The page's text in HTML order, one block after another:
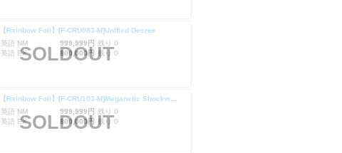
【Rainbow Foil】[F-CRU083-M]Unified Decree
英語 NM
999,999円 残り 0
英語 EX
800,000円 残り 0
SOLDOUT
英語 NM
999,999円 残り 0
英語 EX
800,000円 残り 0
SOLDOUT